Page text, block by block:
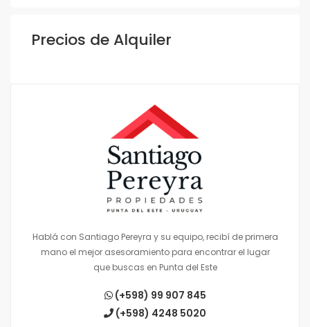
Precios de Alquiler
Hablá con Santiago Pereyra y su equipo, recibí de primera
mano el mejor asesoramiento para encontrar el lugar
que buscas en Punta del Este
(+598) 99 907 845
(+598) 4248 5020